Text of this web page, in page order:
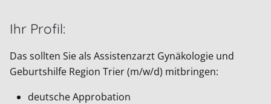
Ihr Profil:
Das sollten Sie als Assistenzarzt Gynäkologie und
Geburtshilfe Region Trier (m/w/d) mitbringen:
deutsche Approbation